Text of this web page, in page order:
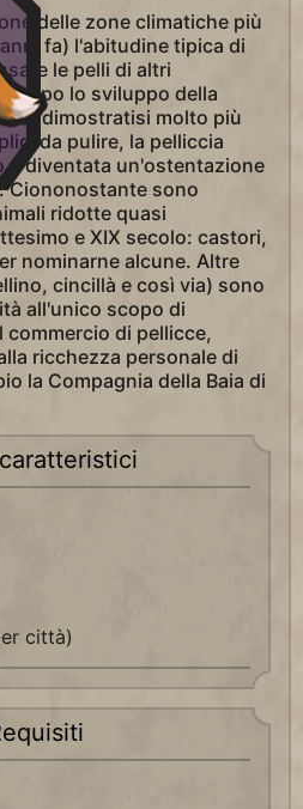
delle zone climatiche più
fa) l'abitudine tipica di
le pelli di altri
Dopo lo sviluppo della
dimostratisi molto più
da pulire, la pelliccia
è diventata un'ostentazione
Ciononostante sono
ridotte quasi
e XIX secolo: castori,
nominarne alcune. Altre
cincillà e così via) sono
all'unico scopo di
commercio di pellicce,
ricchezza personale di
la Compagnia della Baia di
città)